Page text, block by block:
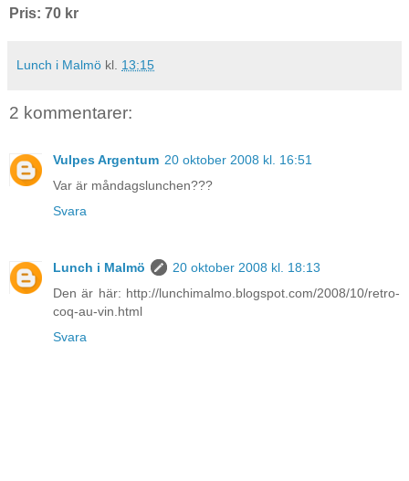
Pris: 70 kr
Lunch i Malmö kl. 13:15
2 kommentarer:
Vulpes Argentum 20 oktober 2008 kl. 16:51
Var är måndagslunchen???
Svara
Lunch i Malmö
20 oktober 2008 kl. 18:13
Den är här: http://lunchimalmo.blogspot.com/2008/10/retro-
coq-au-vin.html
Svara